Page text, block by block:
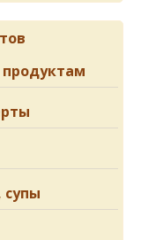
супы